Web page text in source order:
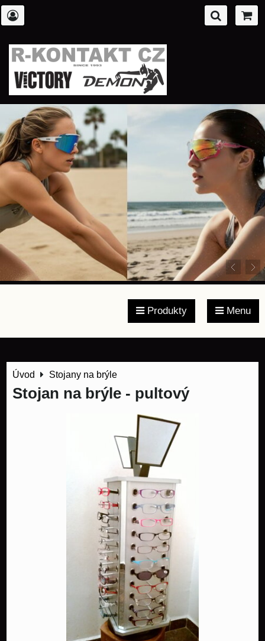
Produkty Menu
Úvod Stojany na brýle
Stojan na brýle - pultový